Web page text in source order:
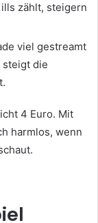
zählt, steigern
viel gestreamt
die
4 Euro. Mit
harmlos, wenn